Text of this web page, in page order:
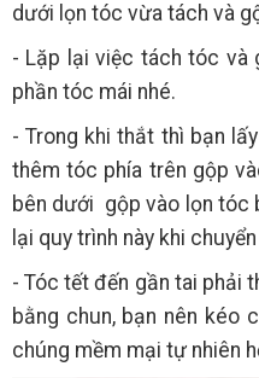
dưới lọn tóc vừa tách và
- Lặp lại việc tách tóc và
phần tóc mái nhé.
- Trong khi thắt thì bạn
thêm tóc phía trên gộp
bên dưới gộp vào lọn tóc
lại quy trình này khi
- Tóc tết đến gần tai phải
bằng chun, bạn nên kéo
chúng mềm mại tự nhiên